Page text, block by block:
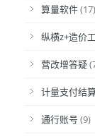
算量软件(17)
纵横z+造价
营改增答疑
计量支付结
通行账号 (9)